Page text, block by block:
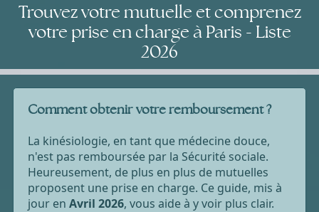
Trouvez votre mutuelle et comprenez
votre prise en charge à Paris - Liste
2026
Comment obtenir votre remboursement ?
La kinésiologie, en tant que médecine douce,
n'est pas remboursée par la Sécurité sociale.
Heureusement, de plus en plus de mutuelles
proposent une prise en charge. Ce guide, mis à
jour en Avril 2026, vous aide à y voir plus clair.